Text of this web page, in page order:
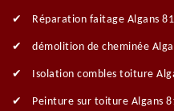
Réparation faitage Algans
démolition de cheminée
Isolation combles toiture
Peinture sur toiture Algans